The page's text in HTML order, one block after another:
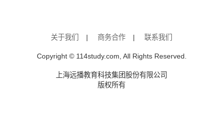
关于我们 | 商务合作 | 联系我们
Copyright © 114study.com, All Rights Reserved.
上海远播教育科技集团股份有限公司
版权所有